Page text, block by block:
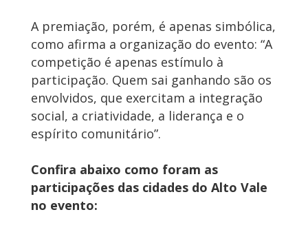
A premiação, porém, é apenas simbólica,
como afirma a organização do evento: “A
competição é apenas estímulo à
participação. Quem sai ganhando são os
envolvidos, que exercitam a integração
social, a criatividade, a liderança e o
espírito comunitário”.
Confira abaixo como foram as
participações das cidades do Alto Vale
no evento: